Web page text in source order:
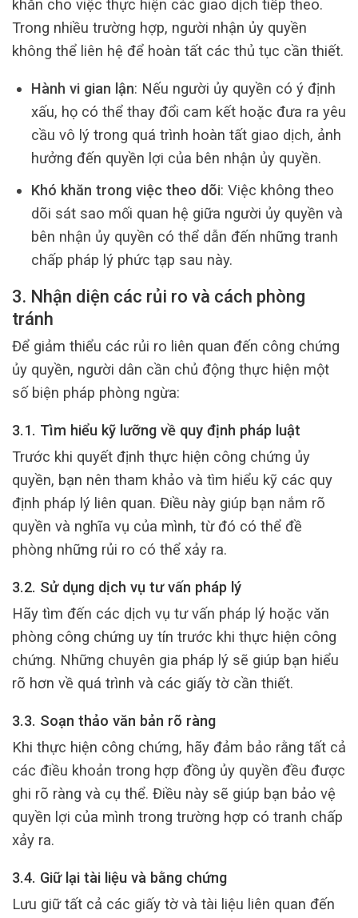
khăn cho việc thực hiện các giao dịch tiếp theo.
Trong nhiều trường hợp, người nhận ủy quyền
không thể liên hệ để hoàn tất các thủ tục cần thiết.
Hành vi gian lận: Nếu người ủy quyền có ý định
xấu, họ có thể thay đổi cam kết hoặc đưa ra yêu
cầu vô lý trong quá trình hoàn tất giao dịch, ảnh
hưởng đến quyền lợi của bên nhận ủy quyền.
Khó khăn trong việc theo dõi: Việc không theo
dõi sát sao mối quan hệ giữa người ủy quyền và
bên nhận ủy quyền có thể dẫn đến những tranh
chấp pháp lý phức tạp sau này.
3. Nhận diện các rủi ro và cách phòng
tránh
Để giảm thiểu các rủi ro liên quan đến công chứng
ủy quyền, người dân cần chủ động thực hiện một
số biện pháp phòng ngừa:
3.1. Tìm hiểu kỹ lưỡng về quy định pháp luật
Trước khi quyết định thực hiện công chứng ủy
quyền, bạn nên tham khảo và tìm hiểu kỹ các quy
định pháp lý liên quan. Điều này giúp bạn nắm rõ
quyền và nghĩa vụ của mình, từ đó có thể đề
phòng những rủi ro có thể xảy ra.
3.2. Sử dụng dịch vụ tư vấn pháp lý
Hãy tìm đến các dịch vụ tư vấn pháp lý hoặc văn
phòng công chứng uy tín trước khi thực hiện công
chứng. Những chuyên gia pháp lý sẽ giúp bạn hiểu
rõ hơn về quá trình và các giấy tờ cần thiết.
3.3. Soạn thảo văn bản rõ ràng
Khi thực hiện công chứng, hãy đảm bảo rằng tất cả
các điều khoản trong hợp đồng ủy quyền đều được
ghi rõ ràng và cụ thể. Điều này sẽ giúp bạn bảo vệ
quyền lợi của mình trong trường hợp có tranh chấp
xảy ra.
3.4. Giữ lại tài liệu và bằng chứng
Lưu giữ tất cả các giấy tờ và tài liệu liên quan đến